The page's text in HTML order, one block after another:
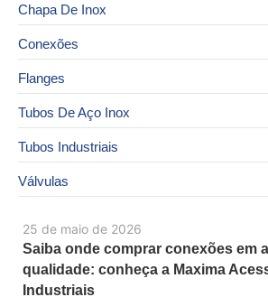
25 de maio de 2026
Saiba onde comprar conexões em
qualidade: conheça a Maxima
Industriais
Chapa De Inox
Conexões
Flanges
Tubos De Aço Inox
Tubos Industriais
Válvulas